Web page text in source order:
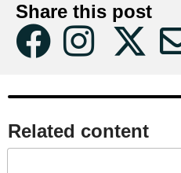
Share this post
Related content​